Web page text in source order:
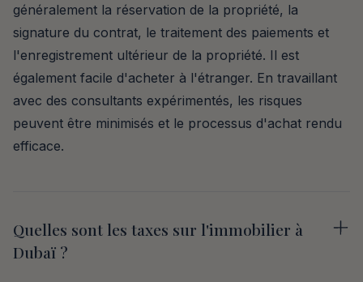
généralement la réservation de la propriété, la
signature du contrat, le traitement des paiements et
l'enregistrement ultérieur de la propriété. Il est
également facile d'acheter à l'étranger. En travaillant
avec des consultants expérimentés, les risques
peuvent être minimisés et le processus d'achat rendu
efficace.
Quelles sont les taxes sur l'immobilier à
Dubaï ?